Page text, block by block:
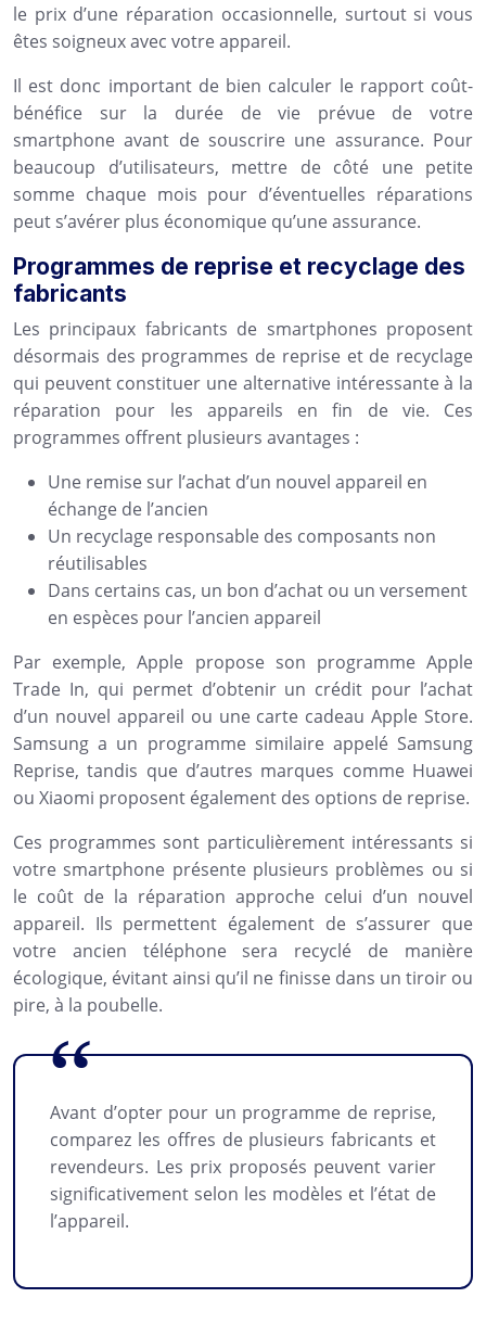
le prix d’une réparation occasionnelle, surtout si vous
êtes soigneux avec votre appareil.
Il est donc important de bien calculer le rapport coût-
bénéfice sur la durée de vie prévue de votre
smartphone avant de souscrire une assurance. Pour
beaucoup d’utilisateurs, mettre de côté une petite
somme chaque mois pour d’éventuelles réparations
peut s’avérer plus économique qu’une assurance.
Programmes de reprise et recyclage des
fabricants
Les principaux fabricants de smartphones proposent
désormais des programmes de reprise et de recyclage
qui peuvent constituer une alternative intéressante à la
réparation pour les appareils en fin de vie. Ces
programmes offrent plusieurs avantages :
Une remise sur l’achat d’un nouvel appareil en
échange de l’ancien
Un recyclage responsable des composants non
réutilisables
Dans certains cas, un bon d’achat ou un versement
en espèces pour l’ancien appareil
Par exemple, Apple propose son programme Apple
Trade In, qui permet d’obtenir un crédit pour l’achat
d’un nouvel appareil ou une carte cadeau Apple Store.
Samsung a un programme similaire appelé Samsung
Reprise, tandis que d’autres marques comme Huawei
ou Xiaomi proposent également des options de reprise.
Ces programmes sont particulièrement intéressants si
votre smartphone présente plusieurs problèmes ou si
le coût de la réparation approche celui d’un nouvel
appareil. Ils permettent également de s’assurer que
votre ancien téléphone sera recyclé de manière
écologique, évitant ainsi qu’il ne finisse dans un tiroir ou
pire, à la poubelle.
Avant d’opter pour un programme de reprise,
comparez les offres de plusieurs fabricants et
revendeurs. Les prix proposés peuvent varier
significativement selon les modèles et l’état de
l’appareil.